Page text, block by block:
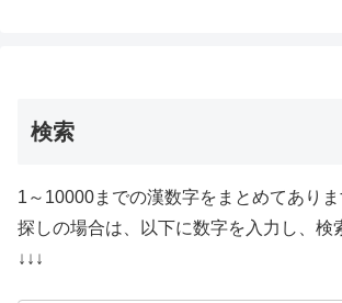
検索
1～10000までの漢数字をまとめてあり
探しの場合は、以下に数字を入力し、検
↓↓↓